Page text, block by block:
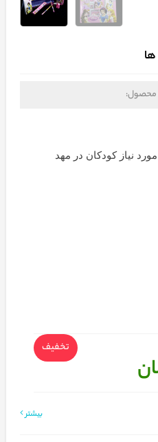
محصول:
نیاز کودکان در مهد
تخفیف
بیشتر